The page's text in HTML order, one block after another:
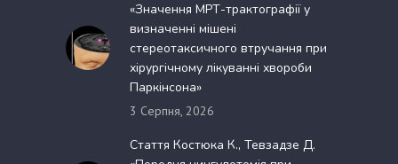
«Значення МРТ-трактографії у
визначенні мішені
стереотаксичного втручання при
хірургічному лікуванні хвороби
Паркінсона»
3 Серпня, 2026
Стаття Костюка К., Тевзадзе Д.